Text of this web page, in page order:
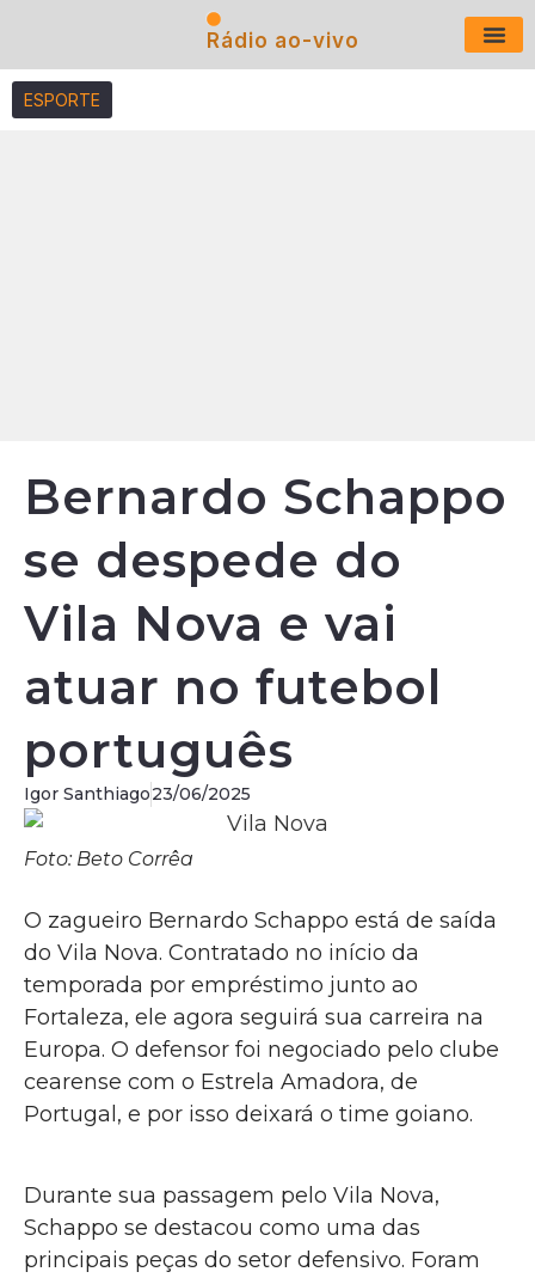
Rádio ao-vivo
ESPORTE
Bernardo Schappo
se despede do
Vila Nova e vai
atuar no futebol
português
Igor Santhiago23/06/2025
Foto: Beto Corrêa
O zagueiro Bernardo Schappo está de saída
do Vila Nova. Contratado no início da
temporada por empréstimo junto ao
Fortaleza, ele agora seguirá sua carreira na
Europa. O defensor foi negociado pelo clube
cearense com o Estrela Amadora, de
Portugal, e por isso deixará o time goiano.
Durante sua passagem pelo Vila Nova,
Schappo se destacou como uma das
principais peças do setor defensivo. Foram